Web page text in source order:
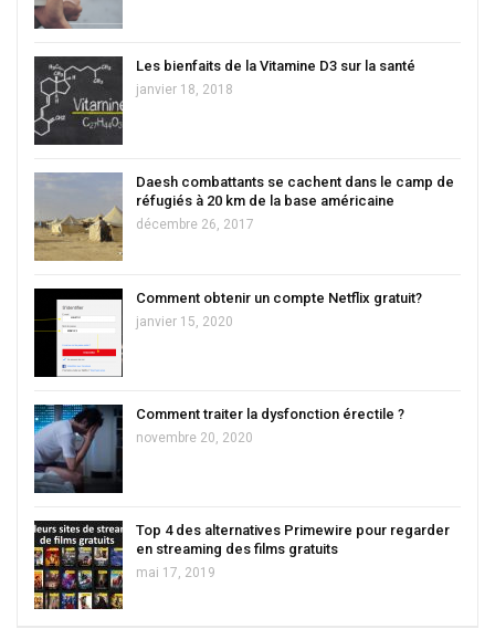
Les bienfaits de la Vitamine D3 sur la santé
janvier 18, 2018
Daesh combattants se cachent dans le camp de
réfugiés à 20 km de la base américaine
décembre 26, 2017
Comment obtenir un compte Netflix gratuit?
janvier 15, 2020
Comment traiter la dysfonction érectile ?
novembre 20, 2020
Top 4 des alternatives Primewire pour regarder
en streaming des films gratuits
mai 17, 2019